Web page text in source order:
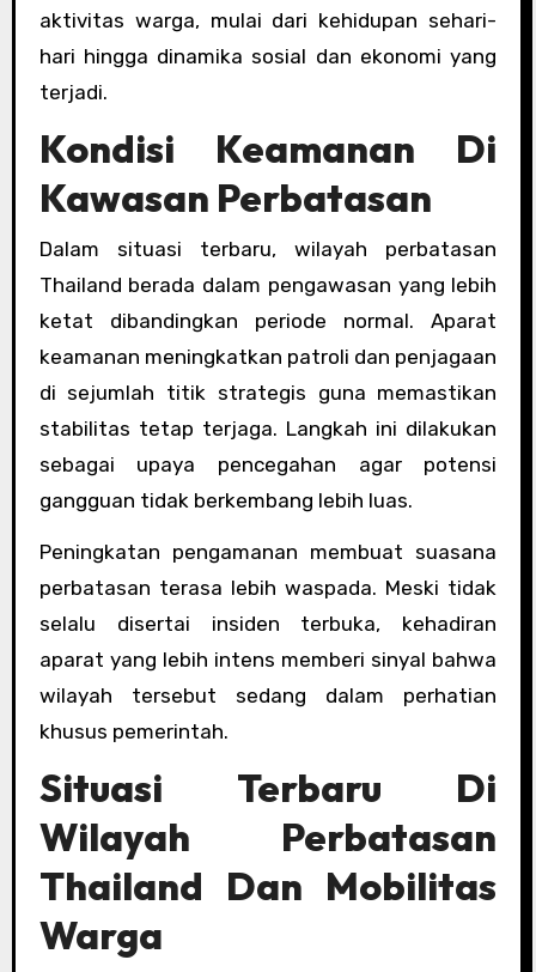
aktivitas warga, mulai dari kehidupan sehari-
hari hingga dinamika sosial dan ekonomi yang
terjadi.
Kondisi Keamanan Di
Kawasan Perbatasan
Dalam situasi terbaru, wilayah perbatasan
Thailand berada dalam pengawasan yang lebih
ketat dibandingkan periode normal. Aparat
keamanan meningkatkan patroli dan penjagaan
di sejumlah titik strategis guna memastikan
stabilitas tetap terjaga. Langkah ini dilakukan
sebagai upaya pencegahan agar potensi
gangguan tidak berkembang lebih luas.
Peningkatan pengamanan membuat suasana
perbatasan terasa lebih waspada. Meski tidak
selalu disertai insiden terbuka, kehadiran
aparat yang lebih intens memberi sinyal bahwa
wilayah tersebut sedang dalam perhatian
khusus pemerintah.
Situasi Terbaru Di
Wilayah Perbatasan
Thailand Dan Mobilitas
Warga